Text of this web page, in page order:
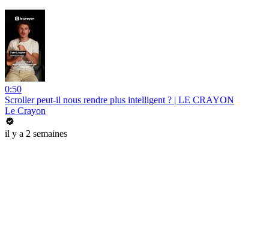
0:50
Scroller peut-il nous rendre plus intelligent ? | LE CRAYON
Le Crayon
il y a 2 semaines